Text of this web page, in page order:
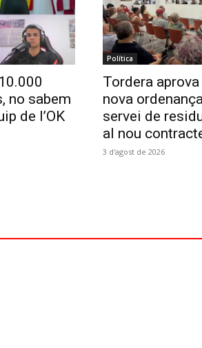
no sabem
de l’OK
Política
Tordera
nova
servei de
al nou
3 d'agost de 2026